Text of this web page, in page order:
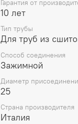
Гарантия от
10 лет
Тип трубы
Для труб из
Способ соединения
Зажимной
Диаметр
25
Страна производителя
Италия